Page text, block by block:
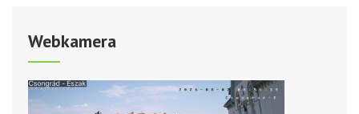
Webkamera